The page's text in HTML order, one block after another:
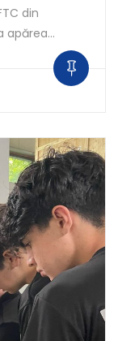
din
apărea…